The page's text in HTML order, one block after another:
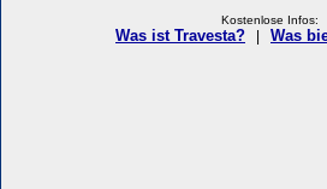
Kostenlose Infos:
Was ist Travesta? Was